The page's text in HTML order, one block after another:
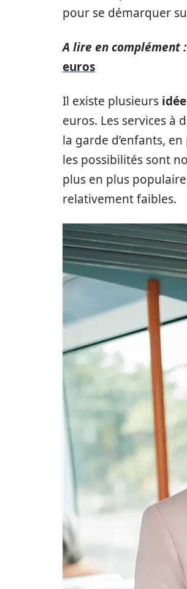
pour se démarquer
A lire en complément :
euros
Il existe plusieurs
euros. Les services à
la garde d’enfants,
les possibilités sont
plus en plus
relativement faibles.